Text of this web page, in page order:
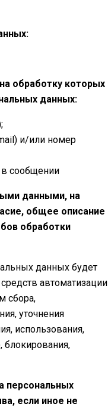
обработку которых
данных:
и/или номер
сообщении
данными, на
общее описание
обработки
данных будет
автоматизации
сбора,
уточнения
использования,
блокирования,
персональных
если иное не